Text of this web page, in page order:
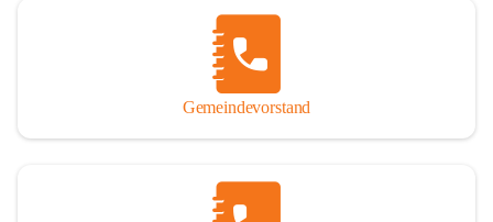
können. Darüber hinaus stehe ich Ihnen zu meinen
Sprechstunden, Montag von 16.00 bis 18.00 Uhr und
Donnerstag von 10.00 - 12.00 Uhr sowie nach telefonischer
Terminvereinbarung, jederzeit für persönliche Anfragen zur
Gemeindevorstand